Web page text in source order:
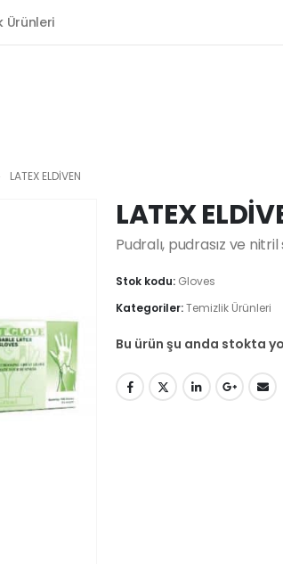
Ürünleri
LATEX ELDİVEN
LATEX
Pudralı, pudrasız ve
Stok kodu: Gloves
Kategoriler:Temizlik Ürünleri
Bu ürün şu anda stokta